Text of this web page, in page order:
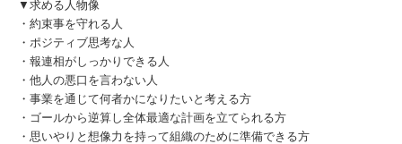
▼求める人物像
・約束事を守れる人
・ポジティブ思考な人
・報連相がしっかりできる人
・他人の悪口を言わない人
・事業を通じて何者かになりたいと考える方
・ゴールから逆算し全体最適な計画を立てられる方
・思いやりと想像力を持って組織のために準備できる方